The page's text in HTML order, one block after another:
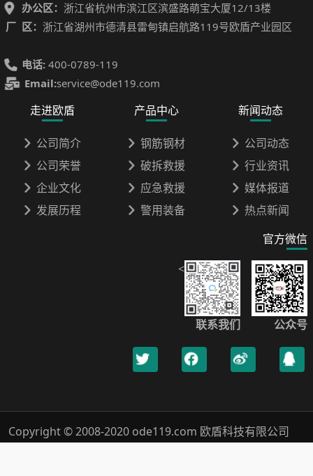
办公区： 浙江省杭州市滨江区滨盛路萌宝大厦12/13楼
厂 区： 浙江省湖州市德清县雷甸镇启航路119号欧盾产业园区
电话: 400-0789-119
Email:service@ode119.com
走进欧盾
公司简介
公司荣誉
企业文化
发展历程
产品中心
钢筋钢材
破拆救援
应急救援
警用装备
新闻动态
公司动态
行业资讯
媒体报道
热点新闻
官方微信
<
联系我们 公众号
Copyright © 2008-2020 ode119.com 欧盾科技有限公司